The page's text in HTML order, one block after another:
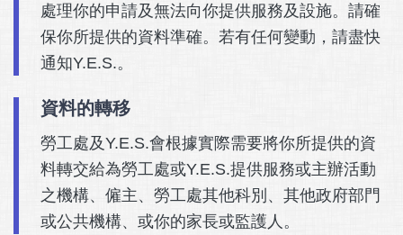
處理你的申請及無法向你提供服務及設施。請確
保你所提供的資料準確。若有任何變動，請盡快
通知Y.E.S.。
資料的轉移
勞工處及Y.E.S.會根據實際需要將你所提供的資
料轉交給為勞工處或Y.E.S.提供服務或主辦活動
之機構、僱主、勞工處其他科別、其他政府部門
或公共機構、或你的家長或監護人。